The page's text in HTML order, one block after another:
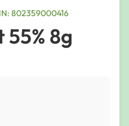
802359000416
8g